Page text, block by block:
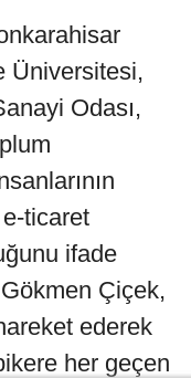
Üniversitesi,
Odası,
ticaret
ifade
Çiçek,
ederek
her geçen